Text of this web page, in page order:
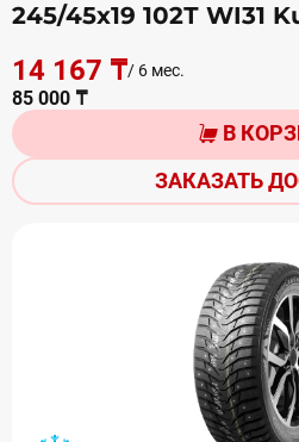
245/45х19 102Т WI31
14 167 ₸/ 6 мес.
85 000 ₸
В
ЗАКАЗАТЬ